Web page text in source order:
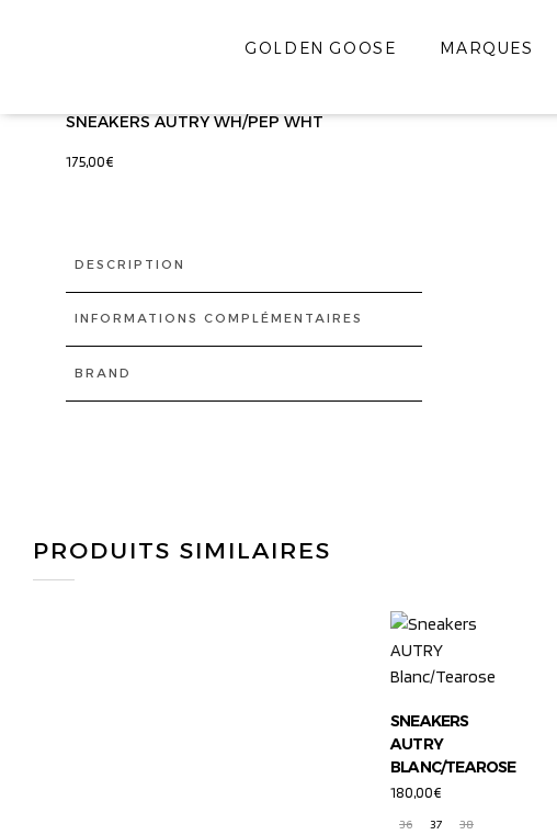
GOLDEN GOOSE MARQUES
SNEAKERS AUTRY WH/PEP WHT
175,00€
DESCRIPTION
INFORMATIONS COMPLÉMENTAIRES
BRAND
PRODUITS SIMILAIRES
SNEAKERS
AUTRY
BLANC/TEAROSE
180,00€
36
37
38